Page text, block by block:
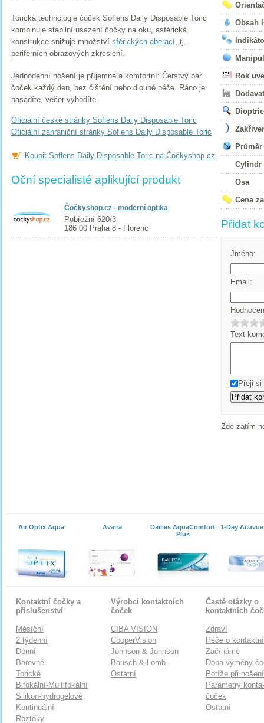
Torická technologie čoček Soflens Daily Disposable Toric
kombinuje stabilní usazení čočky na oku, asférická
konstrukce snižuje množství sférických aberací, tj.
periferních obrazových zkreslení.
Jednodenní nošení je příjemné a komfortní: Čerstvý pár
čoček každý den, bez čištění nebo dlouhé péče. Ráno je
nasadíte, večer vyhodíte.
Oficiální české stránky Soflens Daily Disposable Toric
Oficiální zahraniční stránky Soflens Daily Disposable Toric
Koupit Soflens Daily Disposable Toric na Čočkyshop.cz
Oční specialisté aplikující produkt
Čočkyshop.cz - moderní optika
Pobřežní 620/3
186 00 Praha 8 - Florenc
Obsah
Rok
Dioptrie
Průměr
Cylindr
Osa
Cena
Přidat
Jméno:
Email:
Text
Přeji
Zde zatím
Air Optix Aqua Avaira
Dailies AquaComfort
Plus
1-Day
Kontaktní čočky a
příslušenství
Měsíční
2 týdenní
Denní
Barevné
Torické
Bifokální-Multifokální
Silikon-hydrogelové
Kontinuální
Roztoky
Výrobci kontaktních
čoček
CIBA VISION
CooperVision
Johnson & Johnson
Bausch & Lomb
Ostatní
Časté otázky o
kontaktních
Zdraví
Péče o
Začínáme
Doba výměny
Potíže při
Parametry
čoček
Ostatní